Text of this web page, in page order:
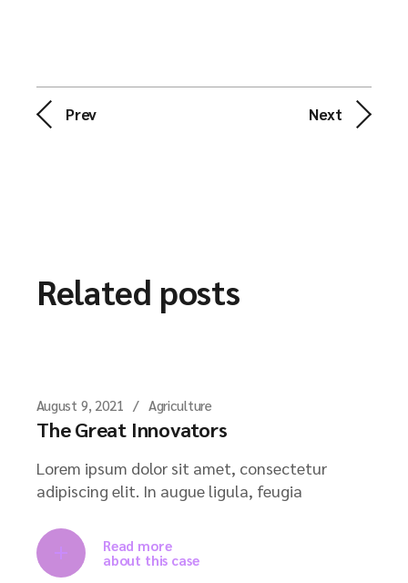
Prev Next
Related posts
August 9, 2021 Agriculture
The Great Innovators
Lorem ipsum dolor sit amet, consectetur
adipiscing elit. In augue ligula, feugia
Read more
about this case